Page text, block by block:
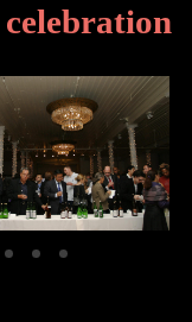
celebration